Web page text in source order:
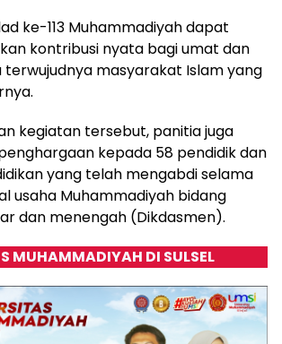
ke-113 Muhammadiyah dapat
kontribusi nyata bagi umat dan
terwujudnya masyarakat Islam yang
kegiatan tersebut, panitia juga
kepada 58 pendidik dan
yang telah mengabdi selama
usaha Muhammadiyah bidang
dan menengah (Dikdasmen).
MUHAMMADIYAH DI SULSEL